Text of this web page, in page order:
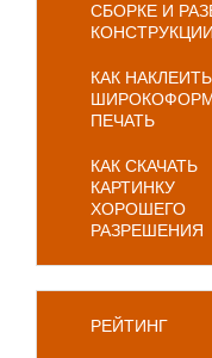
СБОРКЕ И
КОНСТРУКЦИИ.
КАК НАКЛЕИТЬ
ПЕЧАТЬ
КАК СКАЧАТЬ
КАРТИНКУ
ХОРОШЕГО
РАЗРЕШЕНИЯ
РЕЙТИНГ